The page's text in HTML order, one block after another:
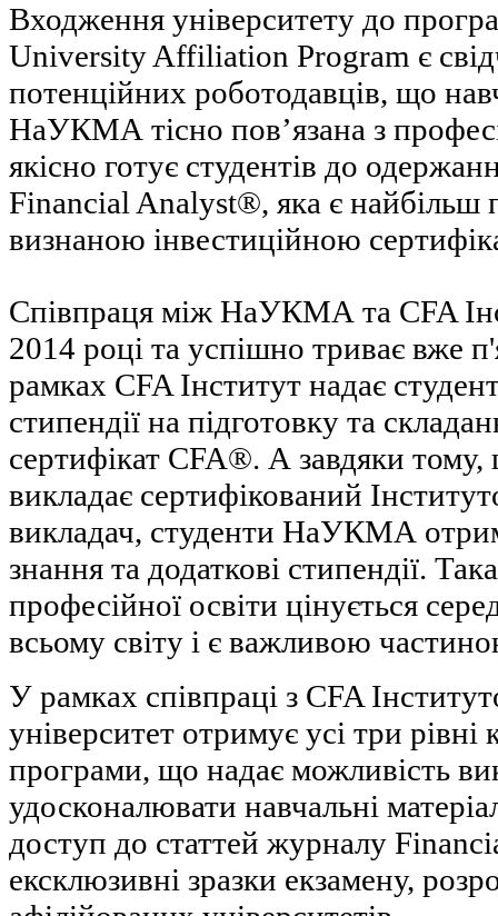
Входження університету до
University Affiliation Program є
потенційних роботодавців, що
НаУКМА тісно пов’язана з
якісно готує студентів до
Financial Analyst®, яка є найбільш
визнаною інвестиційною
Співпраця між НаУКМА та CFA
2014 році та успішно триває вже
рамках CFA Інститут надає
стипендії на підготовку та
сертифікат CFA®. А завдяки
викладає сертифікований
викладач, студенти НаУКМА
знання та додаткові стипендії.
професійної освіти цінується
всьому світу і є важливою
У рамках співпраці з CFA
університет отримує усі три рівні
програми, що надає можливість
удосконалювати навчальні
доступ до статтей журналу
ексклюзивні зразки екзамену,